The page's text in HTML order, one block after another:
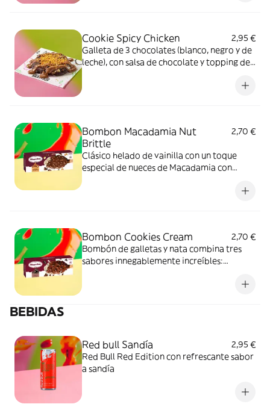
Cookie Spicy Chicken
2,95 €
Galleta de 3 chocolates (blanco, negro y de
leche), con salsa de chocolate y topping de
Bombon Macadamia Nut
Brittle
2,70 €
Clásico helado de vainilla con un toque
especial de nueces de Macadamia con
Bombon Cookies Cream
2,70 €
Bombón de galletas y nata combina tres
sabores innegablemente increíbles:
BEBIDAS
Red bull Sandía
2,95 €
Red Bull Red Edition con refrescante sabor
a sandía